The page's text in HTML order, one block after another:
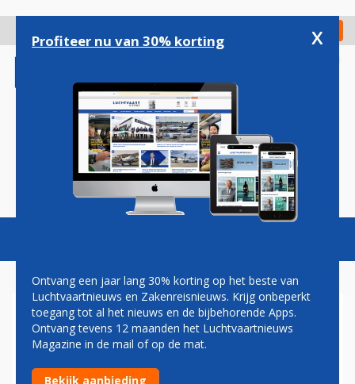
gaan
Check in
Magazine Podcasts Vacatures
VNV: SCHIPHOL ONTLOOPT
VERANTWOORDELIJKHEID
Profiteer nu van 30% korting x
Ontvang een jaar lang 30% korting op het beste van
Luchtvaartnieuws en Zakenreisnieuws. Krijg onbeperkt
toegang tot al het nieuws en de bijbehorende Apps.
Ontvang tevens 12 maanden het Luchtvaartnieuws
Magazine in de mail of op de mat.
Bekijk aanbieding